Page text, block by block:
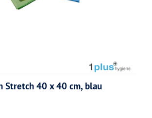
Stretch 40 x 40 cm, blau